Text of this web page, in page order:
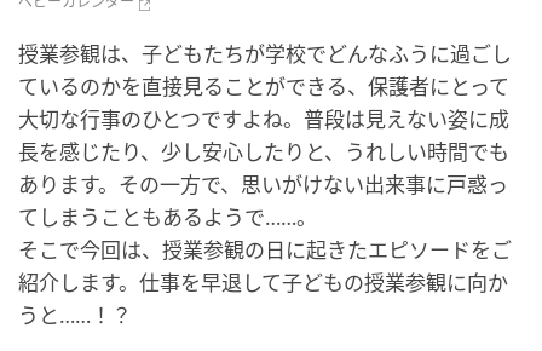
授業参観は、子どもたちが学校でどんなふうに過ごし
ているのかを直接見ることができる、保護者にとって
大切な行事のひとつですよね。普段は見えない姿に成
長を感じたり、少し安心したりと、うれしい時間でも
あります。その一方で、思いがけない出来事に戸惑っ
てしまうこともあるようで……。
そこで今回は、授業参観の日に起きたエピソードをご
紹介します。仕事を早退して子どもの授業参観に向か
うと……！？